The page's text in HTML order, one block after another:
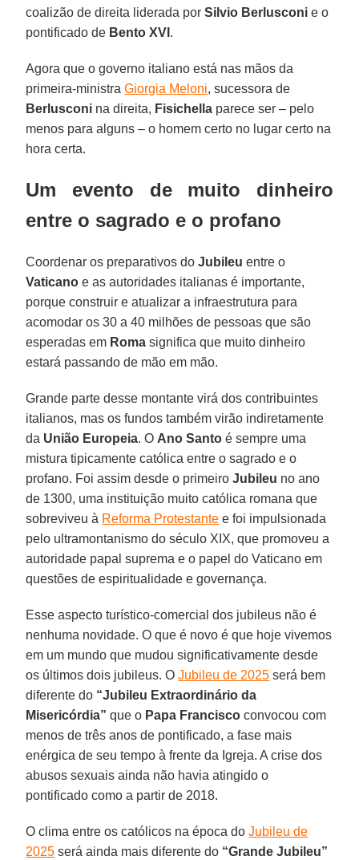
coalizão de direita liderada porSilvio Berlusconi e o
pontificado de Bento XVI .
Agora que o governo italiano está nas mãos da
primeira-ministraGiorgia Meloni, sucessora de
Berlusconi na direita, Fisichella parece ser – pelo
menos para alguns – o homem certo no lugar certo na
hora certa.
Um evento de muito dinheiro
entre o sagrado e o profano
Coordenar os preparativos doJubileu entre o
Vaticano e as autoridades italianas é importante,
porque construir e atualizar a infraestrutura para
acomodar os 30 a 40 milhões de pessoas que são
esperadas em Roma significa que muito dinheiro
estará passando de mão em mão.
Grande parte desse montante virá dos contribuintes
italianos, mas os fundos também virão indiretamente
da União Europeia. O Ano Santo é sempre uma
mistura tipicamente católica entre o sagrado e o
profano. Foi assim desde o primeiroJubileu no ano
de 1300, uma instituição muito católica romana que
sobreviveu à Reforma Protestante e foi impulsionada
pelo ultramontanismo do século XIX, que promoveu a
autoridade papal suprema e o papel do Vaticano em
questões de espiritualidade e governança.
Esse aspecto turístico-comercial dos jubileus não é
nenhuma novidade. O que é novo é que hoje vivemos
em um mundo que mudou significativamente desde
os últimos dois jubileus. OJubileu de 2025 será bem
diferente do “Jubileu Extraordinário da
Misericórdia” que o Papa Francisco convocou com
menos de três anos de pontificado, a fase mais
enérgica de seu tempo à frente da Igreja. A crise dos
abusos sexuais ainda não havia atingido o
pontificado como a partir de 2018.
O clima entre os católicos na época doJubileu de
2025 será ainda mais diferente do “Grande Jubileu”